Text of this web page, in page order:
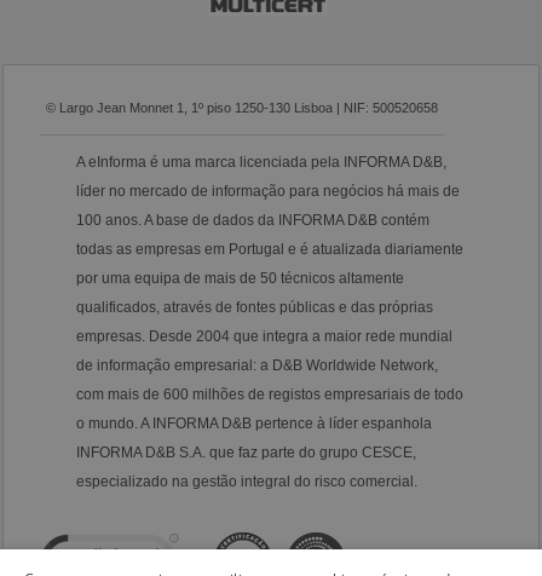
© Largo Jean Monnet 1, 1º piso 1250-130 Lisboa | NIF: 500520658
A eInforma é uma marca licenciada pela INFORMA D&B,
líder no mercado de informação para negócios há mais de
100 anos. A base de dados da INFORMA D&B contém
todas as empresas em Portugal e é atualizada diariamente
por uma equipa de mais de 50 técnicos altamente
qualificados, através de fontes públicas e das próprias
empresas. Desde 2004 que integra a maior rede mundial
de informação empresarial: a D&B Worldwide Network,
com mais de 600 milhões de registos empresariais de todo
o mundo. A INFORMA D&B pertence à líder espanhola
INFORMA D&B S.A. que faz parte do grupo CESCE,
especializado na gestão integral do risco comercial.